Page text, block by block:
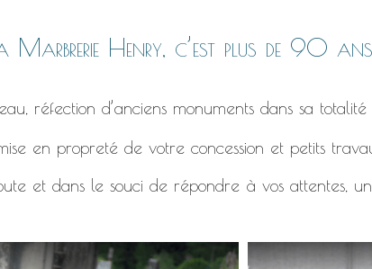
Marbrerie Henry, c’est plus de 90 ans
réfection d’anciens monuments dans sa
en propreté de votre concession et petits
et dans le souci de répondre à vos attentes,